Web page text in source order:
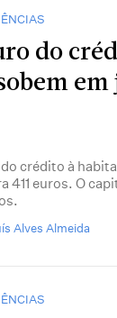
do
crédito à
411 euros. O
Alves Almeida